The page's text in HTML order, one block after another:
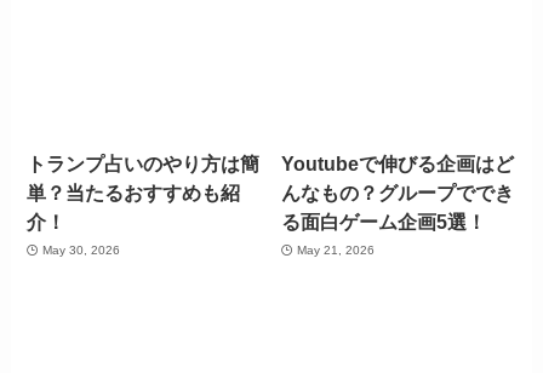
トランプ占いのやり方は簡
単？当たるおすすめも紹
介！
May 30, 2026
Youtubeで伸びる企画はど
んなもの？グループででき
る面白ゲーム企画5選！
May 21, 2026